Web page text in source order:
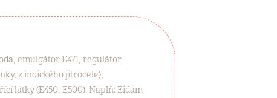
emulgátor E471, regulátor
z indického jitrocele),
látky (E450, E500). Náplň: Eidam